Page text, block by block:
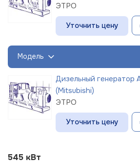
ЭТРО
Уточнить цену
Модель
Дизельный
(Mitsubishi)
ЭТРО
Уточнить цену
545 кВт